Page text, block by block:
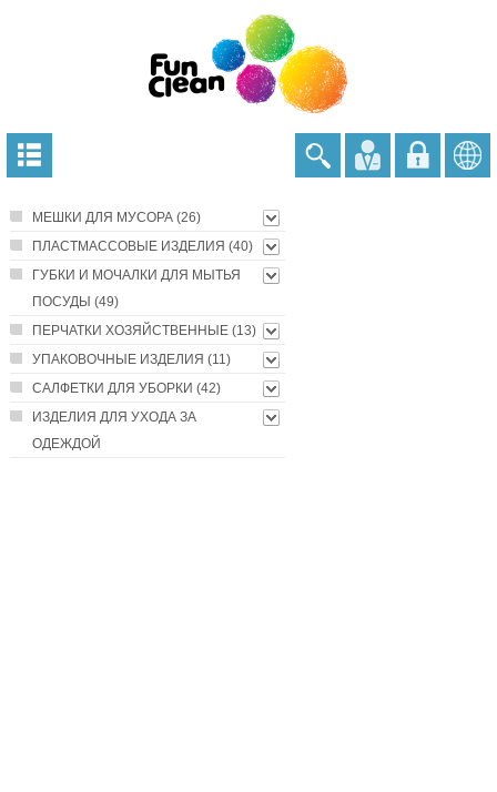
МЕШКИ ДЛЯ МУСОРА (26)
ПЛАСТМАССОВЫЕ ИЗДЕЛИЯ (40)
ГУБКИ И МОЧАЛКИ ДЛЯ МЫТЬЯ
ПОСУДЫ (49)
ПЕРЧАТКИ ХОЗЯЙСТВЕННЫЕ (13)
УПАКОВОЧНЫЕ ИЗДЕЛИЯ (11)
САЛФЕТКИ ДЛЯ УБОРКИ (42)
ИЗДЕЛИЯ ДЛЯ УХОДА ЗА
ОДЕЖДОЙ